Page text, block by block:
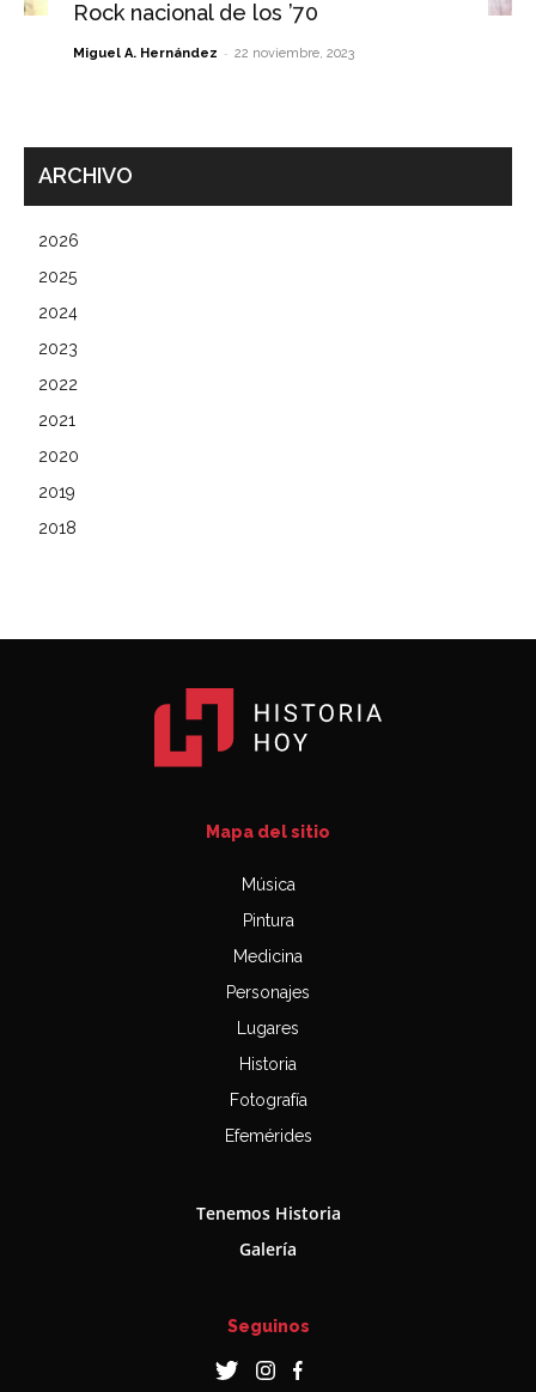
Rock nacional de los ’70
Miguel A. Hernández - 22 noviembre, 2023
ARCHIVO
2026
2025
2024
2023
2022
2021
2020
2019
2018
Mapa del sitio
Música
Pintura
Medicina
Personajes
Lugares
Historia
Fotografía
Efemérides
Tenemos Historia
Galería
Seguinos